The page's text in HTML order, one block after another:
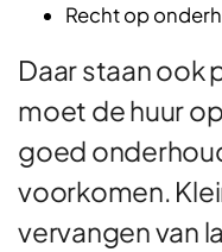
Recht op
Daar staan ook
moet de huur
goed
voorkomen.
vervangen van